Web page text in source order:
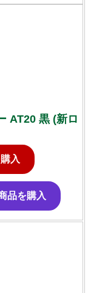
AT20 黒 (新ロ
入
品を購入